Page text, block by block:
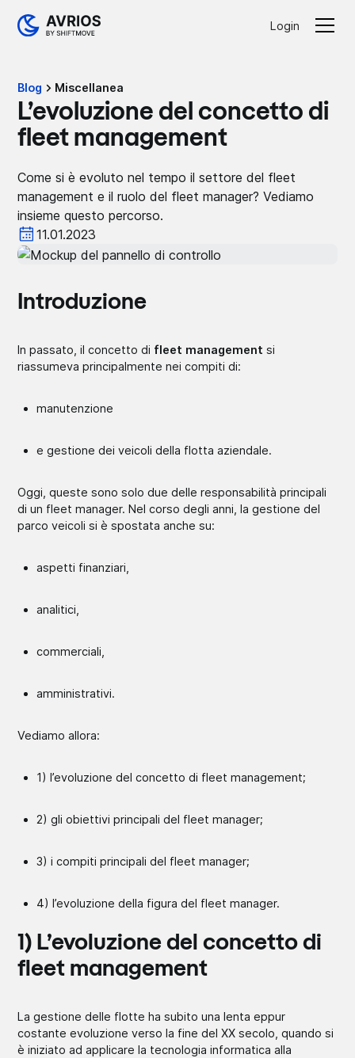
Login
Blog Miscellanea
L’evoluzione del concetto di
fleet management
Come si è evoluto nel tempo il settore del fleet
management e il ruolo del fleet manager? Vediamo
insieme questo percorso.
11.01.2023
Introduzione
In passato, il concetto di fleet management si
riassumeva principalmente nei compiti di:
manutenzione
e gestione dei veicoli della flotta aziendale.
Oggi, queste sono solo due delle responsabilità principali
di un fleet manager. Nel corso degli anni, la gestione del
parco veicoli si è spostata anche su:
aspetti finanziari,
analitici,
commerciali,
amministrativi.
Vediamo allora:
1) l’evoluzione del concetto di fleet management;
2) gli obiettivi principali del fleet manager;
3) i compiti principali del fleet manager;
4) l’evoluzione della figura del fleet manager.
1) L’evoluzione del concetto di
fleet management
La gestione delle flotte ha subito una lenta eppur
costante evoluzione verso la fine del XX secolo, quando si
è iniziato ad applicare la tecnologia informatica alla